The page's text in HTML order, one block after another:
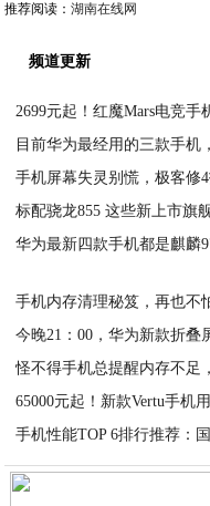
推荐阅读：湖南在线网
频道更新
2699元起！红魔Mars电竞手
目前华为最经用的三款手机
手机屏幕失灵别慌，极客修4
标配骁龙855 这些新上市旗
华为最新四款手机都是麒麟
手机内存清理秘笈，再也不
今晚21：00，华为新款折叠
怪不得手机总提醒内存不足
65000元起！新款Vertu手机
手机性能TOP 6排行推荐：